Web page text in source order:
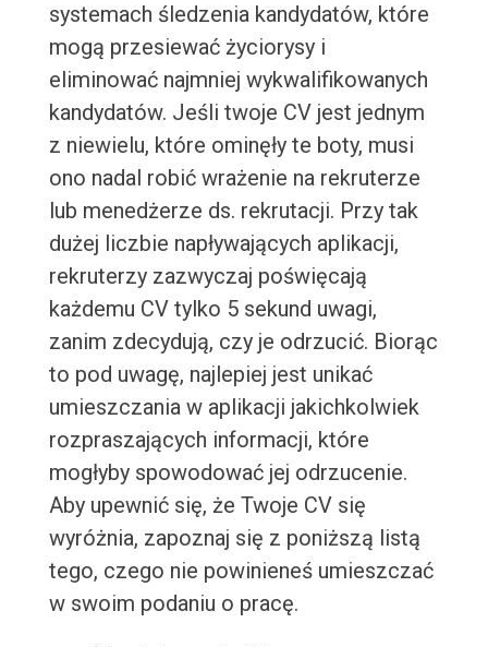
systemach śledzenia kandydatów, które
mogą przesiewać życiorysy i
eliminować najmniej wykwalifikowanych
kandydatów. Jeśli twoje CV jest jednym
z niewielu, które ominęły te boty, musi
ono nadal robić wrażenie na rekruterze
lub menedżerze ds. rekrutacji. Przy tak
dużej liczbie napływających aplikacji,
rekruterzy zazwyczaj poświęcają
każdemu CV tylko 5 sekund uwagi,
zanim zdecydują, czy je odrzucić. Biorąc
to pod uwagę, najlepiej jest unikać
umieszczania w aplikacji jakichkolwiek
rozpraszających informacji, które
mogłyby spowodować jej odrzucenie.
Aby upewnić się, że Twoje CV się
wyróżnia, zapoznaj się z poniższą listą
tego, czego nie powinieneś umieszczać
w swoim podaniu o pracę.